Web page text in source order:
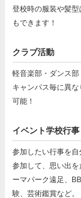
登校時の服装や髪
もできます！
クラブ活動
軽音楽部・ダンス部
キャンパス毎に異
可能！
イベント学校行事
参加したい行事を
参加して、思い出
ーマパーク遠足、
験、芸術鑑賞など。